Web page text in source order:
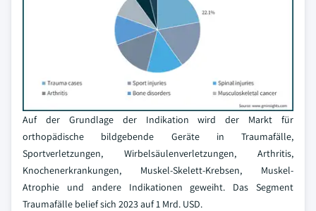
Auf der Grundlage der Indikation wird der Markt für
orthopädische bildgebende Geräte in Traumafälle,
Sportverletzungen, Wirbelsäulenverletzungen, Arthritis,
Knochenerkrankungen, Muskel-Skelett-Krebsen, Muskel-
Atrophie und andere Indikationen geweiht. Das Segment
Traumafälle belief sich 2023 auf 1 Mrd. USD.